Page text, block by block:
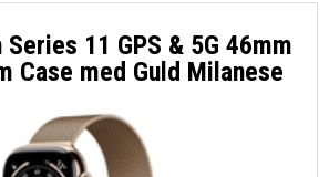
11 GPS & 5G 46mm
Case med Guld Milanese